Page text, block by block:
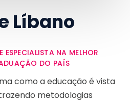
Líbano
NA MELHOR
DO PAÍS
como a educação é vista
metodologias